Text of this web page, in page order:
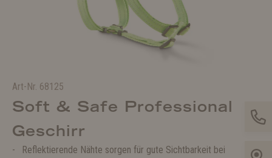
Art-Nr. 68125
Soft & Safe Professional
Geschirr
Reflektierende Nähte sorgen für gute Sichtbarkeit bei